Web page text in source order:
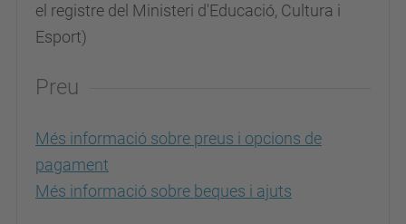
el registre del Ministeri d'Educació, Cultura i
Esport)
Preu
Més informació sobre preus i opcions de
pagament
Més informació sobre beques i ajuts